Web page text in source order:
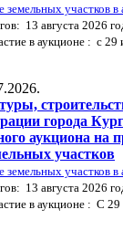
земельных участков в
13 августа 2026
в аукционе : с
города
аукциона на
участков
земельных участков в
13 августа 2026
в аукционе : С